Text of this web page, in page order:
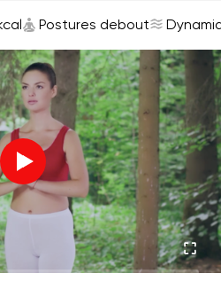
Postures debout